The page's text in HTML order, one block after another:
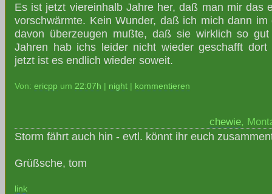
Es ist jetzt viereinhalb Jahre her, daß man mir das
vorschwärmte. Kein Wunder, daß ich mich dann
davon überzeugen mußte, daß sie wirklich so
Jahren hab ichs leider nicht wieder geschafft dort
jetzt ist es endlich wieder soweit.
Von: ericpp um 22:07h night kommentieren
chewie,
Storm fährt auch hin - evtl. könnt ihr euch
Grüßsche, tom
link